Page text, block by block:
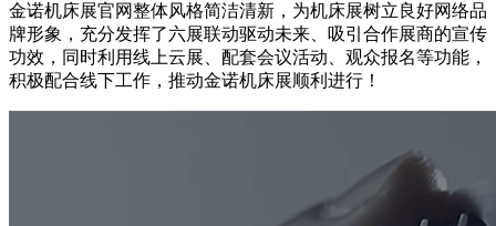
金诺机床展官网整体风格简洁清新，为机床展树立良好网络品
牌形象，充分发挥了六展联动驱动未来、吸引合作展商的宣传
功效，同时利用线上云展、配套会议活动、观众报名等功能，
积极配合线下工作，推动金诺机床展顺利进行！